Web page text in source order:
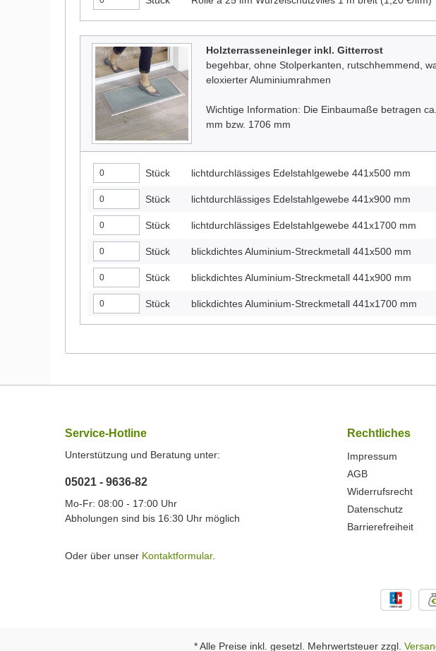
Holzterrasseneinleger inkl. Gitterrost
begehbar, ohne Stolperkanten, rutschhemmend,
eloxierter Aluminiumrahmen
Wichtige Information: Die Einbaumaße betragen
mm bzw. 1706 mm
Stück lichtdurchlässiges Edelstahlgewebe 441x500 mm
Stück lichtdurchlässiges Edelstahlgewebe 441x900 mm
Stück lichtdurchlässiges Edelstahlgewebe 441x1700 mm
Stück blickdichtes Aluminium-Streckmetall 441x500 mm
Stück blickdichtes Aluminium-Streckmetall 441x900 mm
Stück blickdichtes Aluminium-Streckmetall 441x1700 mm
Service-Hotline
Unterstützung und Beratung unter:
05021 - 9636-82
Mo-Fr: 08:00 - 17:00 Uhr
Abholungen sind bis 16:30 Uhr möglich
Oder über unser Kontaktformular.
Rechtliches
Impressum
AGB
Widerrufsrecht
Datenschutz
Barrierefreiheit
* Alle Preise inkl. gesetzl. Mehrwertsteuer zzgl.